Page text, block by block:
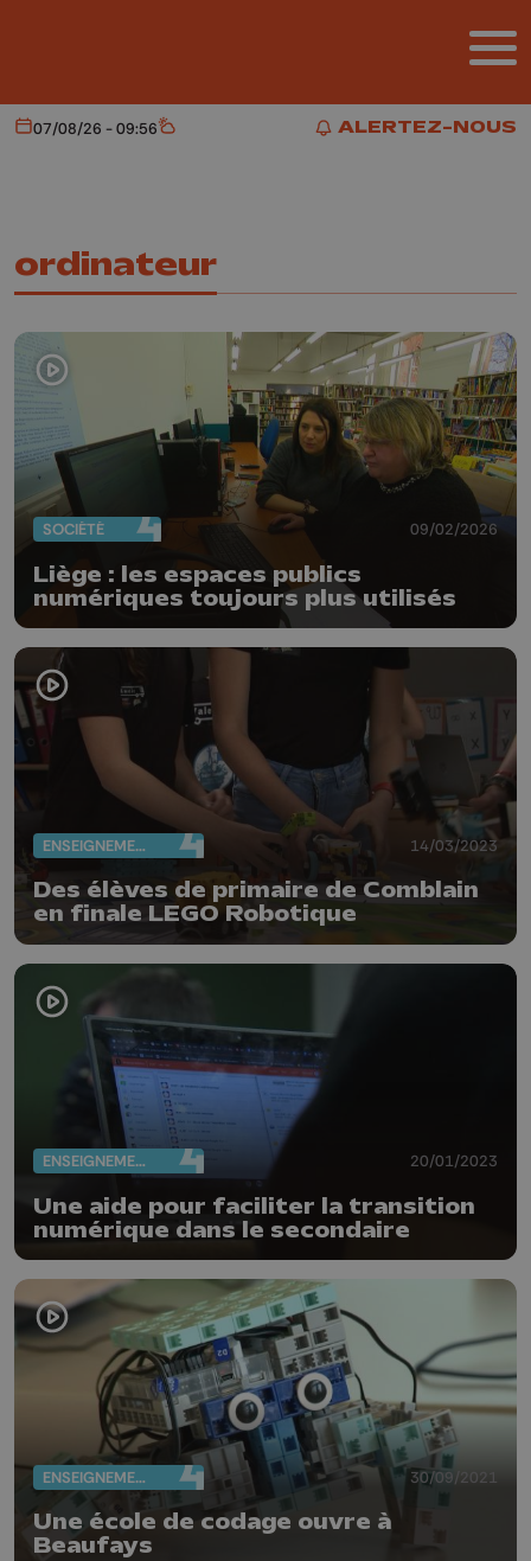
ALERTEZ-NOUS
ALERTEZ-NOUS
Aujourd'hui
07/08/26 - 09:56 Météo
ordinateur
SOCIÉTÉ 09/02/2026
Liège : les espaces publics
numériques toujours plus utilisés
ENSEIGNEMENT 14/03/2023
Des élèves de primaire de Comblain
en finale LEGO Robotique
ENSEIGNEMENT 20/01/2023
Une aide pour faciliter la transition
numérique dans le secondaire
ENSEIGNEMENT 30/09/2021
Une école de codage ouvre à
Beaufays